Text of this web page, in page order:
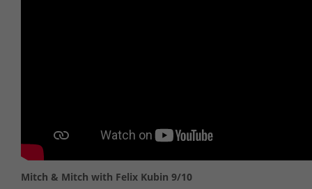
Mitch & Mitch with Felix Kubin 9/10